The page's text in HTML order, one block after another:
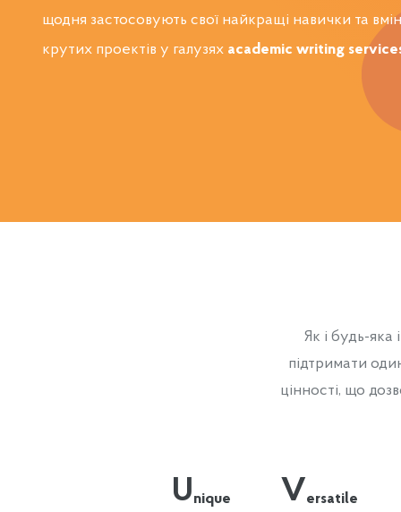
щодня застосовують свої найкращі навички та
крутих проектів у галузях academic writing
Як і будь-яка
підтримати
цінності, що
Unique Versatile